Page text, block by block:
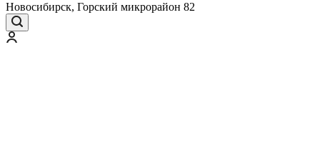
Новосибирск, Горский микрорайон 82